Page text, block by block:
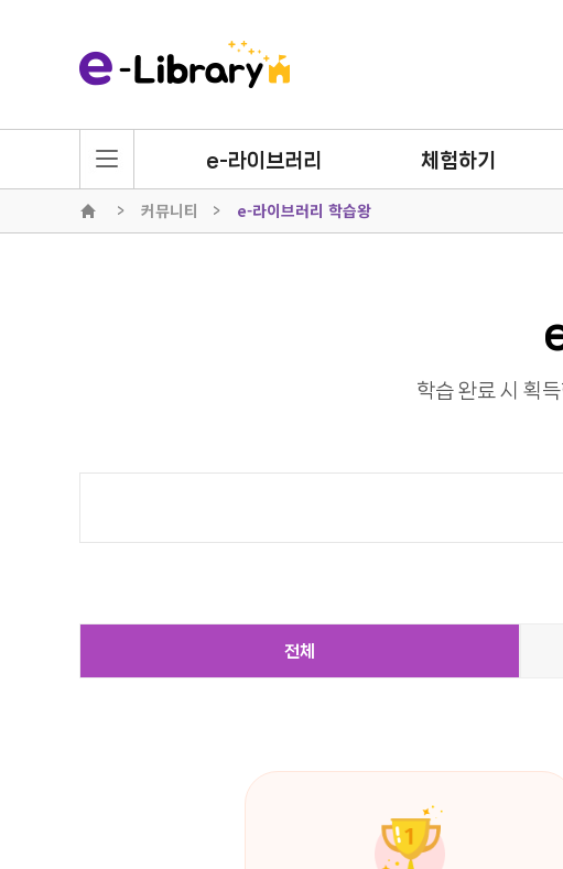
e-라이브러리 체험하기
커뮤니티 e-라이브러리 학습왕
학습 완료 시 획
전체